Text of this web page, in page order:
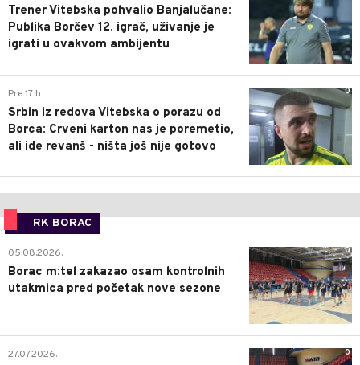
Trener Vitebska pohvalio Banjalučane:
Publika Borčev 12. igrač, uživanje je
igrati u ovakvom ambijentu
0
Pre 17 h
Srbin iz redova Vitebska o porazu od
Borca: Crveni karton nas je poremetio,
ali ide revanš - ništa još nije gotovo
RK BORAC
0
05.08.2026.
Borac m:tel zakazao osam kontrolnih
utakmica pred početak nove sezone
0
27.07.2026.